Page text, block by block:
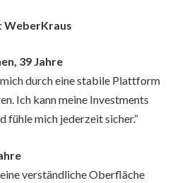
WeberKraus
39 Jahre
durch eine stabile Plattform
Ich kann meine Investments
mich jederzeit sicher.“
verständliche Oberfläche